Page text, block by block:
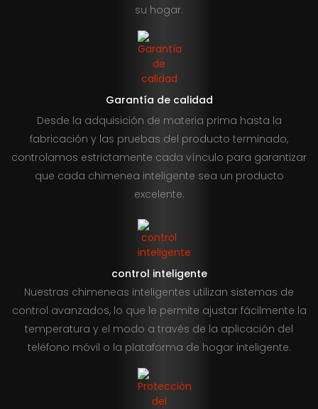
su hogar.
Garantía de calidad
Desde la adquisición de materia prima hasta la
fabricación y las pruebas del producto terminado,
controlamos estrictamente cada vínculo para garantizar
que cada chimenea inteligente sea un producto
excelente.
control inteligente
Nuestras chimeneas inteligentes utilizan sistemas de
control avanzados, lo que le permite ajustar fácilmente la
temperatura y el modo a través de la aplicación del
teléfono móvil o la plataforma de hogar inteligente.